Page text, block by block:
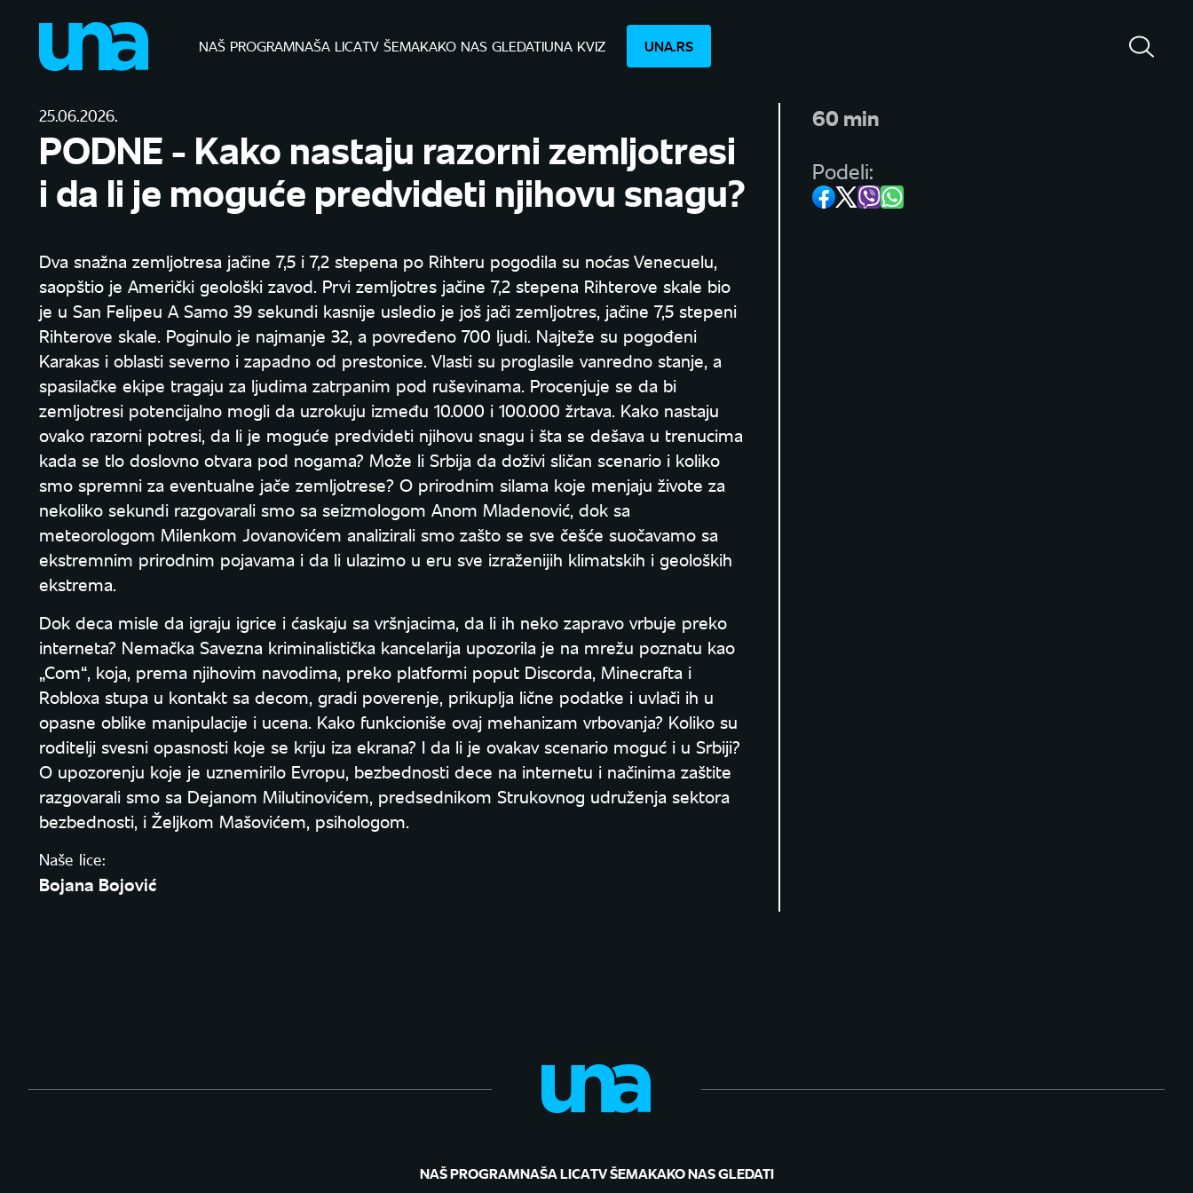
NAŠ PROGRAMNAŠA LICATV ŠEMAKAKO NAS GLEDATIUNA KVIZ UNA.RS
25.06.2026.
PODNE - Kako nastaju razorni zemljotresi
i da li je moguće predvideti njihovu snagu?
Dva snažna zemljotresa jačine 7,5 i 7,2 stepena po Rihteru pogodila su noćas Venecuelu,
saopštio je Američki geološki zavod. Prvi zemljotres jačine 7,2 stepena Rihterove skale bio
je u San Felipeu A Samo 39 sekundi kasnije usledio je još jači zemljotres, jačine 7,5 stepeni
Rihterove skale. Poginulo je najmanje 32, a povređeno 700 ljudi. Najteže su pogođeni
Karakas i oblasti severno i zapadno od prestonice. Vlasti su proglasile vanredno stanje, a
spasilačke ekipe tragaju za ljudima zatrpanim pod ruševinama. Procenjuje se da bi
zemljotresi potencijalno mogli da uzrokuju između 10.000 i 100.000 žrtava. Kako nastaju
ovako razorni potresi, da li je moguće predvideti njihovu snagu i šta se dešava u trenucima
kada se tlo doslovno otvara pod nogama? Može li Srbija da doživi sličan scenario i koliko
smo spremni za eventualne jače zemljotrese? O prirodnim silama koje menjaju živote za
nekoliko sekundi razgovarali smo sa seizmologom Anom Mladenović, dok sa
meteorologom Milenkom Jovanovićem analizirali smo zašto se sve češće suočavamo sa
ekstremnim prirodnim pojavama i da li ulazimo u eru sve izraženijih klimatskih i geoloških
ekstrema.
Dok deca misle da igraju igrice i ćaskaju sa vršnjacima, da li ih neko zapravo vrbuje preko
interneta? Nemačka Savezna kriminalistička kancelarija upozorila je na mrežu poznatu kao
„Com“, koja, prema njihovim navodima, preko platformi poput Discorda, Minecrafta i
Robloxa stupa u kontakt sa decom, gradi poverenje, prikuplja lične podatke i uvlači ih u
opasne oblike manipulacije i ucena. Kako funkcioniše ovaj mehanizam vrbovanja? Koliko su
roditelji svesni opasnosti koje se kriju iza ekrana? I da li je ovakav scenario moguć i u Srbiji?
O upozorenju koje je uznemirilo Evropu, bezbednosti dece na internetu i načinima zaštite
razgovarali smo sa Dejanom Milutinovićem, predsednikom Strukovnog udruženja sektora
bezbednosti, i Željkom Mašovićem, psihologom.
Naše lice:
Bojana Bojović
60 min
Podeli:
NAŠ PROGRAMNAŠA LICATV ŠEMAKAKO NAS GLEDATI